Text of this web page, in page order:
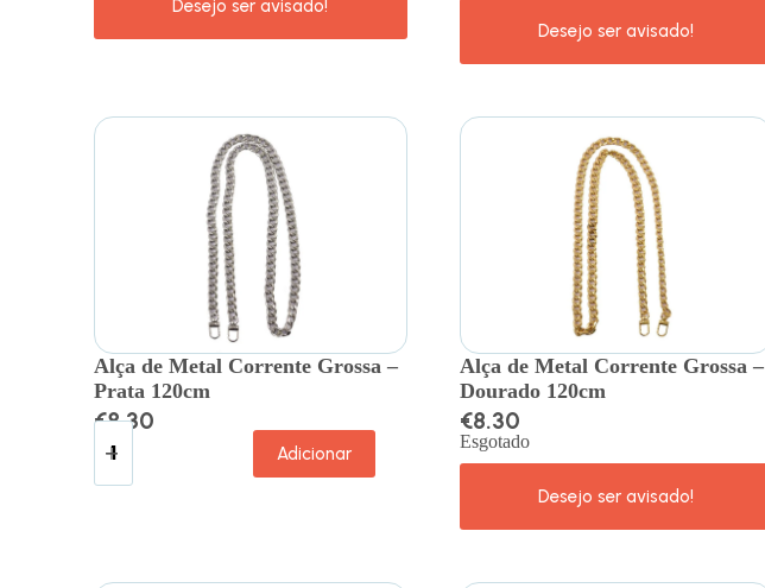
Alça de Metal Corrente Grossa –
Prata 120cm
€8.30
Adicionar
Alça de Metal Corrente Grossa –
Dourado 120cm
€8.30
Esgotado